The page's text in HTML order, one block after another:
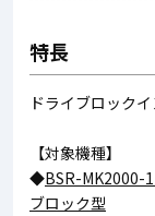
特長
ドライブロック
【対象機種】
◆BSR-
ブロック型